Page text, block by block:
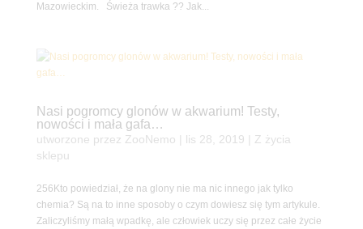
Mazowieckim. Świeża trawka ?? Jak...
Nasi pogromcy glonów w akwarium! Testy,
nowości i mała gafa…
utworzone przez ZooNemo lis 28, 2019
Z życia
sklepu
256Kto powiedział, że na glony nie ma nic innego jak tylko
chemia? Są na to inne sposoby o czym dowiesz się tym artykule.
Zaliczyliśmy małą wpadkę, ale człowiek uczy się przez całe życie